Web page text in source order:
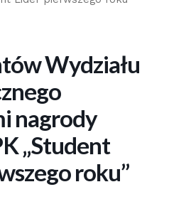
Wydziału
nagrody
„Student
roku”